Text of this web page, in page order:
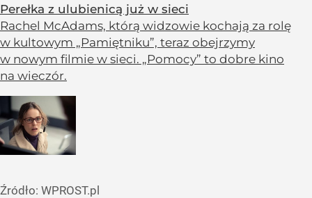
Perełka z ulubienicą już w sieci
Rachel McAdams, którą widzowie kochają za rolę
w kultowym „Pamiętniku”, teraz obejrzymy
w nowym filmie w sieci. „Pomocy” to dobre kino
na wieczór.
Źródło: WPROST.pl